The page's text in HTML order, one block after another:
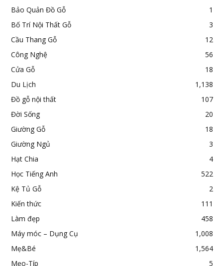
Bảo Quản Đồ Gỗ
1
Bố Trí Nội Thất Gỗ
3
Cầu Thang Gỗ
12
Công Nghệ
56
Cửa Gỗ
18
Du Lịch
1,138
Đồ gỗ nội thất
107
Đời Sống
20
Giường Gỗ
18
Giường Ngủ
3
Hạt Chia
4
Học Tiếng Anh
522
Kệ Tủ Gỗ
2
Kiến thức
111
Làm đẹp
458
Máy móc – Dụng Cụ
1,008
Mẹ&Bé
1,564
Mẹo-Típ
5